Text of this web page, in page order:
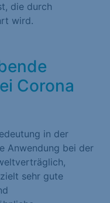
die durch
wird.
Corona
in der
Anwendung bei der
sehr gute
zu verstehen, wie
oder Publishern
Sie tun
Media-Plattformen